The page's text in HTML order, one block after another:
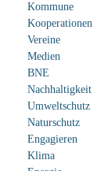
Kommune
Kooperationen
Vereine
Medien
BNE
Nachhaltigkeit
Umweltschutz
Naturschutz
Engagieren
Klima